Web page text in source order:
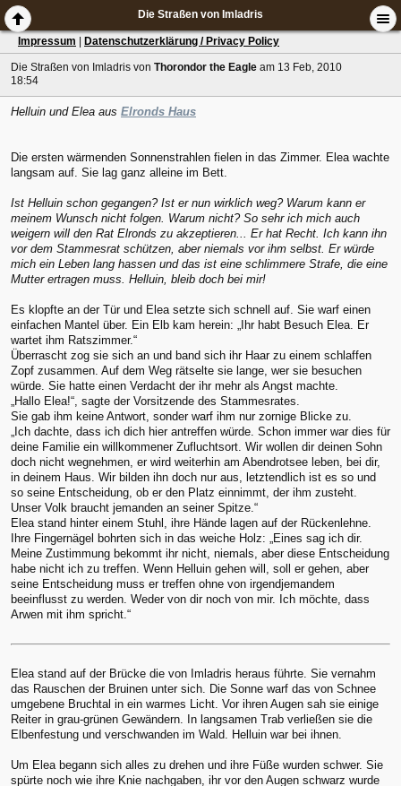
Die Straßen von Imladris
Impressum Datenschutzerklärung / Privacy Policy
Die Straßen von Imladris von Thorondor the Eagle am 13 Feb, 2010
18:54
Helluin und Elea aus Elronds Haus
Die ersten wärmenden Sonnenstrahlen fielen in das Zimmer. Elea wachte
langsam auf. Sie lag ganz alleine im Bett.
Ist Helluin schon gegangen? Ist er nun wirklich weg? Warum kann er
meinem Wunsch nicht folgen. Warum nicht? So sehr ich mich auch
weigern will den Rat Elronds zu akzeptieren... Er hat Recht. Ich kann ihn
vor dem Stammesrat schützen, aber niemals vor ihm selbst. Er würde
mich ein Leben lang hassen und das ist eine schlimmere Strafe, die eine
Mutter ertragen muss. Helluin, bleib doch bei mir!
Es klopfte an der Tür und Elea setzte sich schnell auf. Sie warf einen
einfachen Mantel über. Ein Elb kam herein: „Ihr habt Besuch Elea. Er
wartet ihm Ratszimmer.“
Überrascht zog sie sich an und band sich ihr Haar zu einem schlaffen
Zopf zusammen. Auf dem Weg rätselte sie lange, wer sie besuchen
würde. Sie hatte einen Verdacht der ihr mehr als Angst machte.
„Hallo Elea!“, sagte der Vorsitzende des Stammesrates.
Sie gab ihm keine Antwort, sonder warf ihm nur zornige Blicke zu.
„Ich dachte, dass ich dich hier antreffen würde. Schon immer war dies für
deine Familie ein willkommener Zufluchtsort. Wir wollen dir deinen Sohn
doch nicht wegnehmen, er wird weiterhin am Abendrotsee leben, bei dir,
in deinem Haus. Wir bilden ihn doch nur aus, letztendlich ist es so und
so seine Entscheidung, ob er den Platz einnimmt, der ihm zusteht.
Unser Volk braucht jemanden an seiner Spitze.“
Elea stand hinter einem Stuhl, ihre Hände lagen auf der Rückenlehne.
Ihre Fingernägel bohrten sich in das weiche Holz: „Eines sag ich dir.
Meine Zustimmung bekommt ihr nicht, niemals, aber diese Entscheidung
habe nicht ich zu treffen. Wenn Helluin gehen will, soll er gehen, aber
seine Entscheidung muss er treffen ohne von irgendjemandem
beeinflusst zu werden. Weder von dir noch von mir. Ich möchte, dass
Arwen mit ihm spricht.“
Elea stand auf der Brücke die von Imladris heraus führte. Sie vernahm
das Rauschen der Bruinen unter sich. Die Sonne warf das von Schnee
umgebene Bruchtal in ein warmes Licht. Vor ihren Augen sah sie einige
Reiter in grau-grünen Gewändern. In langsamen Trab verließen sie die
Elbenfestung und verschwanden im Wald. Helluin war bei ihnen.
Um Elea begann sich alles zu drehen und ihre Füße wurden schwer. Sie
spürte noch wie ihre Knie nachgaben, ihr vor den Augen schwarz wurde